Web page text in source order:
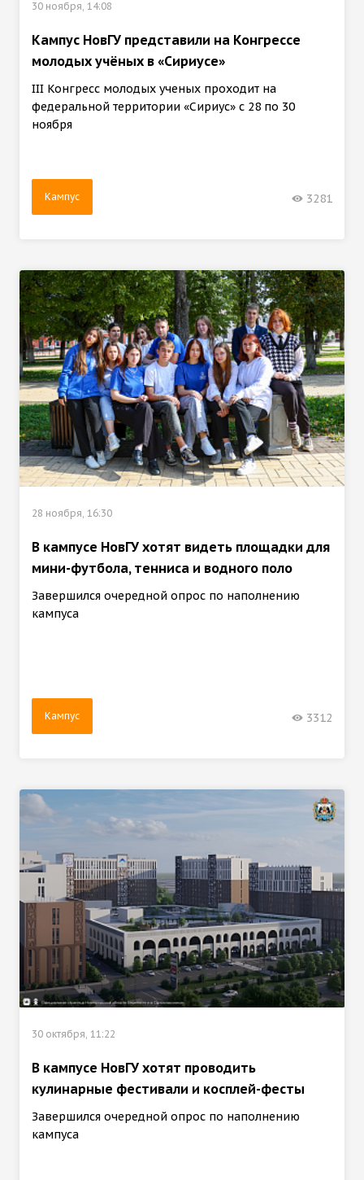
30 ноября, 14:08
Кампус НовГУ представили на Конгрессе
молодых учёных в «Сириусе»
III Конгресс молодых ученых проходит на
федеральной территории «Сириус» с 28 по 30
ноября
Кампус 3281
28 ноября, 16:30
В кампусе НовГУ хотят видеть площадки для
мини-футбола, тенниса и водного поло
Завершился очередной опрос по наполнению
кампуса
Кампус 3312
30 октября, 11:22
В кампусе НовГУ хотят проводить
кулинарные фестивали и косплей-фесты
Завершился очередной опрос по наполнению
кампуса